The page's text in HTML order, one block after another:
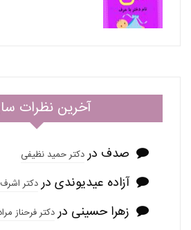
آخرین نظرات
صدف دردکتر حمید نظیفی
آزاده عیدیوندی دردکتر
زهرا حسینی دردکتر فرحناز